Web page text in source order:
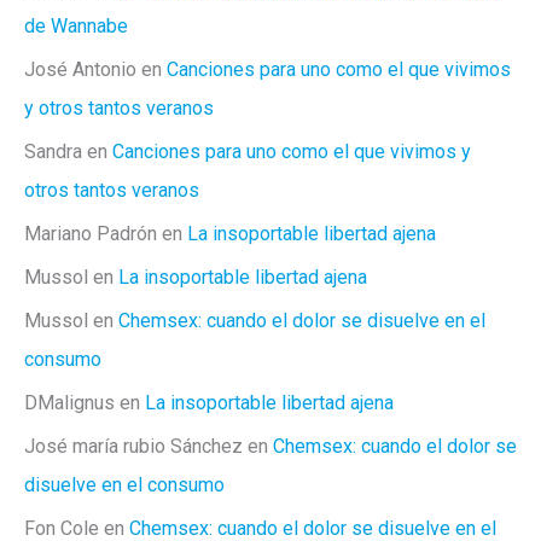
de Wannabe
José Antonio en Canciones para uno como el que vivimos
y otros tantos veranos
Sandra en Canciones para uno como el que vivimos y
otros tantos veranos
Mariano Padrón en La insoportable libertad ajena
Mussol en La insoportable libertad ajena
Mussol en Chemsex: cuando el dolor se disuelve en el
consumo
DMalignus en La insoportable libertad ajena
José maría rubio Sánchez en Chemsex: cuando el dolor se
disuelve en el consumo
Fon Cole en Chemsex: cuando el dolor se disuelve en el